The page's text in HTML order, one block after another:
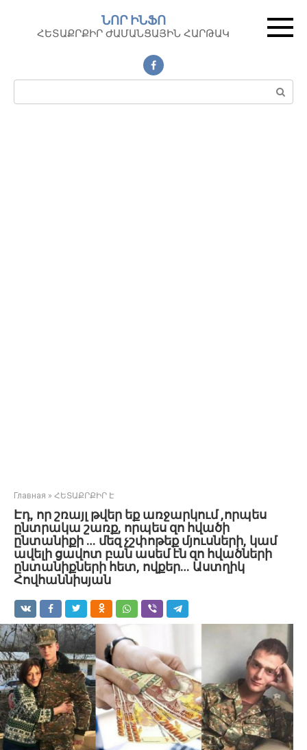
контенту
ՆՈՐ ԻՆՖՈ
ՀԵՏԱՔՐՔԻՐ ԺԱՄԱՆՑԱՅԻՆ ՀԱՐԹԱԿ
Поиск:
Главная » ՀԵՏԱՔՐՔԻՐ Է
Էդ, որ շռայլ թվեր եք առջարկում ,որպես
ընտրակա շառք, որպես զո հվածի
ընտանիքի … մեզ չշփոթեք մյուսների, կամ
ավելի ցավոտ բան ասեմ էն զո հվածների
ընտանիքների հետ, ովքեր… Աստղիկ
Հովհաննիսյան